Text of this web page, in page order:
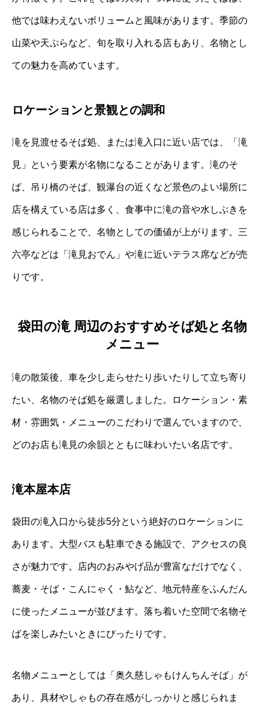
他では味わえないボリュームと風味があります。季節の
山菜や天ぷらなど、旬を取り入れる店もあり、名物とし
ての魅力を高めています。
ロケーションと景観との調和
滝を見渡せるそば処、または滝入口に近い店では、「滝
見」という要素が名物になることがあります。滝のそ
ば、吊り橋のそば、観瀑台の近くなど景色のよい場所に
店を構えている店は多く、食事中に滝の音や水しぶきを
感じられることで、名物としての価値が上がります。三
六亭などは「滝見おでん」や滝に近いテラス席などが売
りです。
袋田の滝 周辺のおすすめそば処と名物
メニュー
滝の散策後、車を少し走らせたり歩いたりして立ち寄り
たい、名物のそば処を厳選しました。ロケーション・素
材・雰囲気・メニューのこだわりで選んでいますので、
どのお店も滝見の余韻とともに味わいたい名店です。
滝本屋本店
袋田の滝入口から徒歩5分という絶好のロケーションに
あります。大型バスも駐車できる施設で、アクセスの良
さが魅力です。店内のおみやげ品が豊富なだけでなく、
蕎麦・そば・こんにゃく・鮎など、地元特産をふんだん
に使ったメニューが並びます。落ち着いた空間で名物そ
ばを楽しみたいときにぴったりです。
名物メニューとしては「奥久慈しゃもけんちんそば」が
あり、具材やしゃもの存在感がしっかりと感じられま